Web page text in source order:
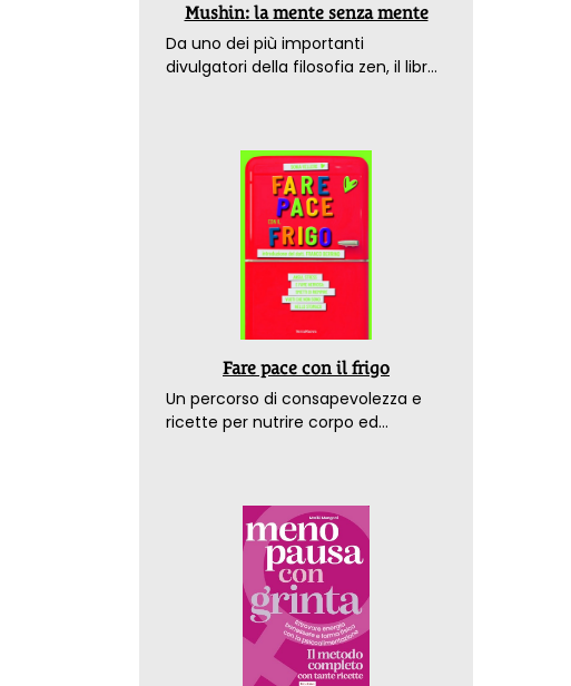
Mushin: la mente senza mente
Da uno dei più importanti
divulgatori della filosofia zen, il libro
Fare pace con il frigo
Un percorso di consapevolezza e
ricette per nutrire corpo ed